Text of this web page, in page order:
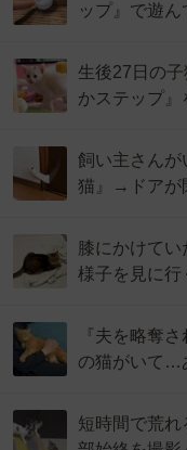
ップ』で遊
生後27日の
かステップ
飼い主さんが
猫』→ドアが
膝にかけて
様子を見に
『夫を略奪
の猫がいて…
短時間で荒